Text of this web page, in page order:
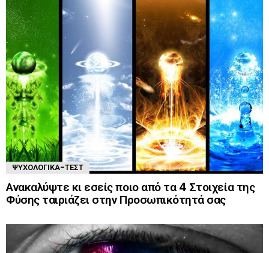
ΨΥΧΟΛΟΓΙΚΆ-ΤΈΣΤ
Ανακαλύψτε κι εσείς ποιο από τα 4 Στοιχεία της
Φύσης ταιριάζει στην Προσωπικότητά σας